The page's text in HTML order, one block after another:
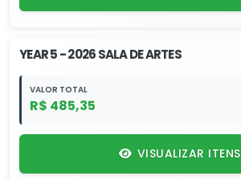
YEAR 5 - 2026 SALA DE ARTES
VALOR TOTAL
R$ 485,35
VISUALIZAR ITENS